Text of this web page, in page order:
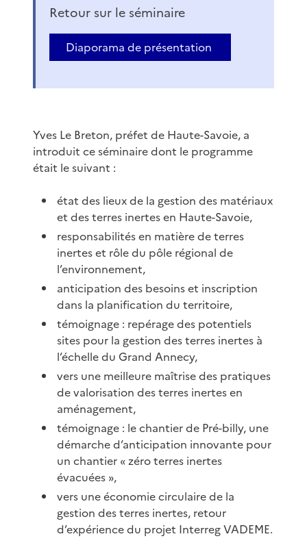
Retour sur le séminaire
Diaporama de présentation
Yves Le Breton, préfet de Haute-Savoie, a
introduit ce séminaire dont le programme
était le suivant :
état des lieux de la gestion des matériaux
et des terres inertes en Haute-Savoie,
responsabilités en matière de terres
inertes et rôle du pôle régional de
l’environnement,
anticipation des besoins et inscription
dans la planification du territoire,
témoignage : repérage des potentiels
sites pour la gestion des terres inertes à
l’échelle du Grand Annecy,
vers une meilleure maîtrise des pratiques
de valorisation des terres inertes en
aménagement,
témoignage : le chantier de Pré-billy, une
démarche d’anticipation innovante pour
un chantier « zéro terres inertes
évacuées »,
vers une économie circulaire de la
gestion des terres inertes, retour
d’expérience du projet Interreg VADEME.